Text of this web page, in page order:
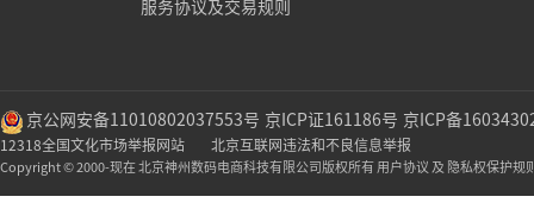
服务协议及交易规则
京公网安备11010802037553号 京ICP证161186号 京ICP备
12318全国文化市场举报网站 北京互联网违法和不良信息举报
Copyright © 2000-现在 北京神州数码电商科技有限公司版权所有 用户协议 及 隐私权保护规